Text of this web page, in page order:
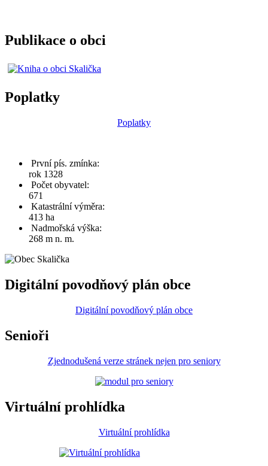
Publikace o obci
Poplatky
Poplatky
První pís. zmínka:
rok 1328
Počet obyvatel:
671
Katastrální výměra:
413 ha
Nadmořská výška:
268 m n. m.
Digitální povodňový plán obce
Digitální povodňový plán obce
Senioři
Zjednodušená verze stránek nejen pro seniory
Virtuální prohlídka
Virtuální prohlídka